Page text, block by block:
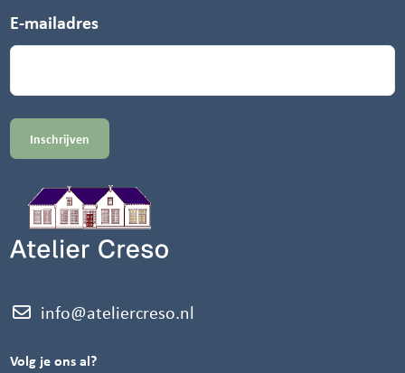
E-mailadres
info@ateliercreso.nl
Volg je ons al?